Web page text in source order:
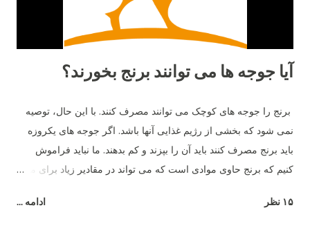
آیا جوجه ها می توانند برنج بخورند؟
برنج را جوجه های کوچک می توانند مصرف کنند. با این حال، توصیه
نمی شود که بخشی از رژیم غذایی آنها باشد. اگر جوجه های یکروزه
باید برنج مصرف کنند باید آن را بپزند و کم بدهند. ما نباید فراموش
کنیم که برنج حاوی موادی است که می تواند در مقادیر زیاد برای مرغ
۱۵ نظر ادامه ...